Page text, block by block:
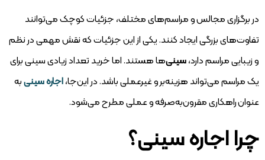
در برگزاری مجالس و مراسم‌های مختلف، جزئیات کوچک می‌توانند
تفاوت‌های بزرگی ایجاد کنند. یکی از این جزئیات که نقش مهمی در نظم
و زیبایی مراسم دارد،سینی‌ها هستند. اما خرید تعداد زیادی سینی برای
یک مراسم می‌تواند هزینه‌بر و غیرعملی باشد. در این‌جا،اجاره سینیبه
عنوان راهکاری مقرون‌به‌صرفه و عملی مطرح می‌شود.
چرا اجاره سینی؟